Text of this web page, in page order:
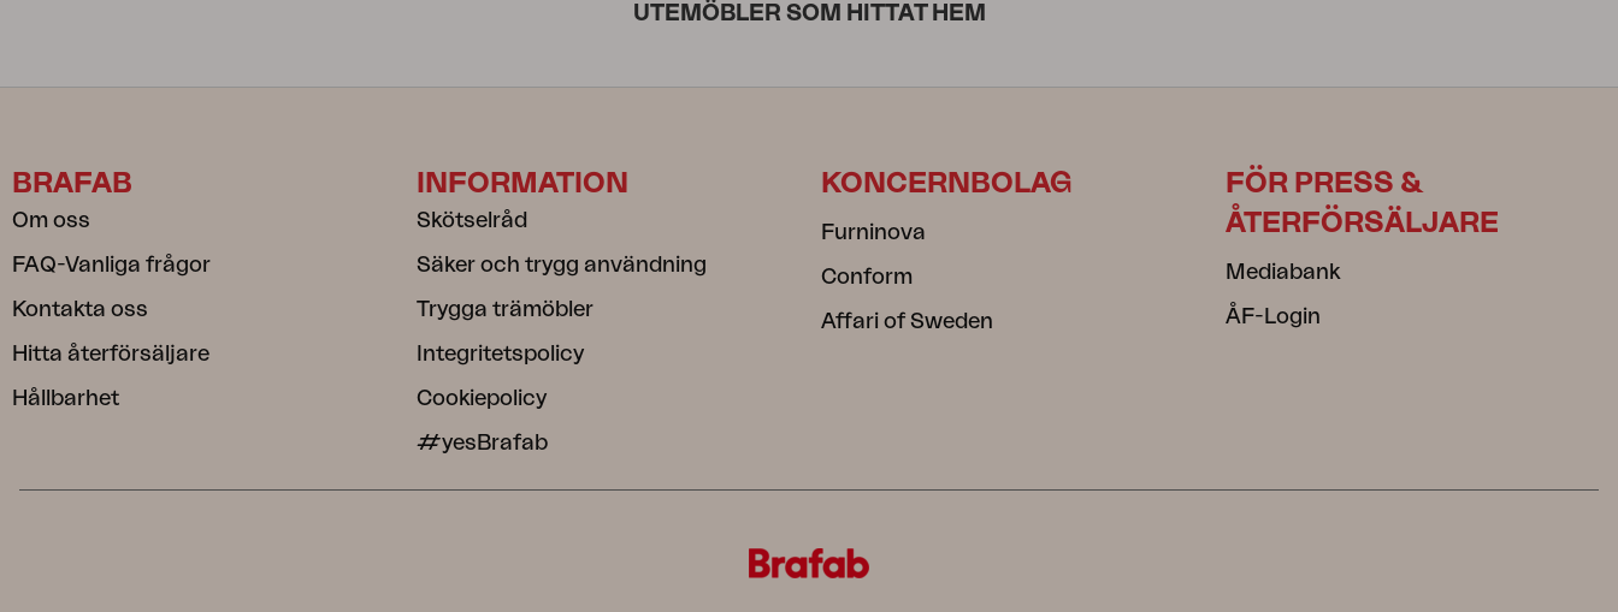
UTEMÖBLER SOM HITTAT HEM
BRAFAB
Om oss
FAQ-Vanliga frågor
Kontakta oss
Hitta återförsäljare
Hållbarhet
INFORMATION
Skötselråd
Säker och trygg användning
Trygga trämöbler
Integritetspolicy
Cookiepolicy
#yesBrafab
KONCERNBOLAG
Furninova
Conform
Affari of Sweden
FÖR PRESS &
ÅTERFÖRSÄLJARE
Mediabank
ÅF-Login